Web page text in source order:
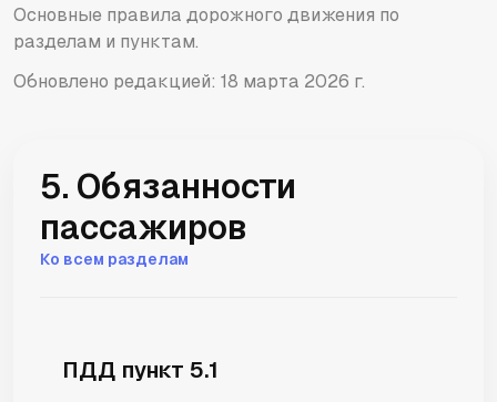
Основные правила дорожного движения по
разделам и пунктам.
Обновлено редакцией: 18 марта 2026 г.
5. Обязанности
пассажиров
Ко всем разделам
ПДД пункт 5.1